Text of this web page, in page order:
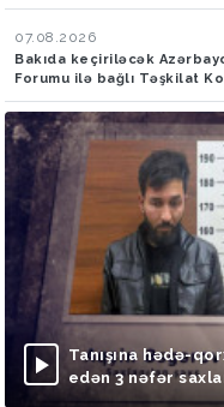
07.08.2026
Bakıda keçiriləcək
Forumu ilə bağlı Təşkilat
Tanışına hədə-
edən 3 nəfər